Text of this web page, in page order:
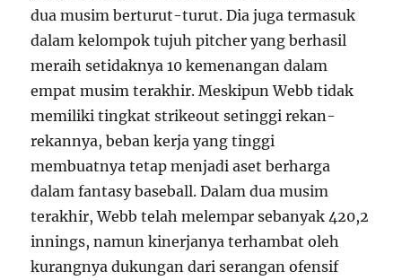
dua musim berturut-turut. Dia juga termasuk
dalam kelompok tujuh pitcher yang berhasil
meraih setidaknya 10 kemenangan dalam
empat musim terakhir. Meskipun Webb tidak
memiliki tingkat strikeout setinggi rekan-
rekannya, beban kerja yang tinggi
membuatnya tetap menjadi aset berharga
dalam fantasy baseball. Dalam dua musim
terakhir, Webb telah melempar sebanyak 420,2
innings, namun kinerjanya terhambat oleh
kurangnya dukungan dari serangan ofensif